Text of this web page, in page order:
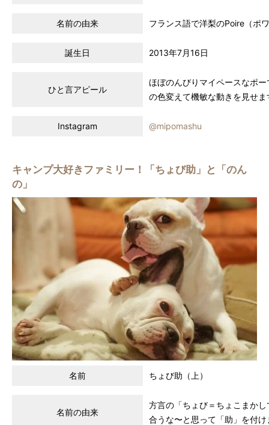
名前の由来 フランス語で洋梨のPoire（ポ
誕生日 2013年7月16日
ひと言アピール
ほぼのんびりマイペースなポ
の色変えて機敏な動きを見せ
Instagram @mipomashu
キャンプ大好きファミリー！「ちょび助」と「のん
の」
名前 ちょび助（上）
名前の由来
方言の「ちょび＝ちょこまか
合うな〜と思って「助」を付け